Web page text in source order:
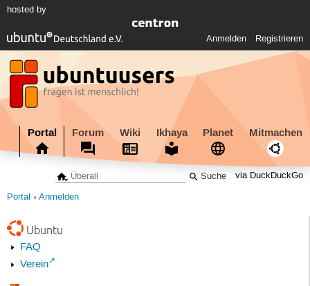
hosted by
Anmelden Registrieren
Portal Forum Wiki Ikhaya Planet Mitmachen
via DuckDuckGo
Portal Anmelden
Ubuntu
FAQ
Verein